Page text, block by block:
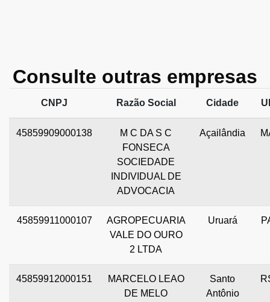
Consulte outras empresas
CNPJ Razão Social Cidade
45859909000138
M C DA S C
FONSECA
SOCIEDADE
INDIVIDUAL DE
ADVOCACIA
Açailândia
45859911000107
AGROPECUARIA
VALE DO OURO
2 LTDA
Uruará
45859912000151
MARCELO LEAO
DE MELO
Santo
Antônio